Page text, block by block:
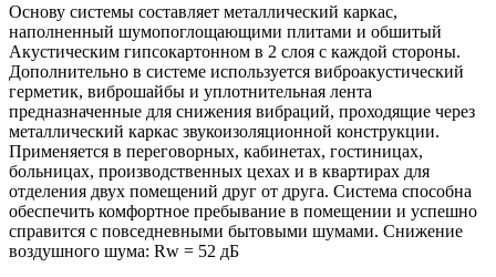
Основу системы составляет металлический каркас,
наполненный шумопоглощающими плитами и обшитый
Акустическим гипсокартонном в 2 слоя с каждой стороны.
Дополнительно в системе используется виброакустический
герметик, виброшайбы и уплотнительная лента
предназначенные для снижения вибраций, проходящие через
металлический каркас звукоизоляционной конструкции.
Применяется в переговорных, кабинетах, гостиницах,
больницах, производственных цехах и в квартирах для
отделения двух помещений друг от друга. Система способна
обеспечить комфортное пребывание в помещении и успешно
справится с повседневными бытовыми шумами. Снижение
воздушного шума: Rw = 52 дБ